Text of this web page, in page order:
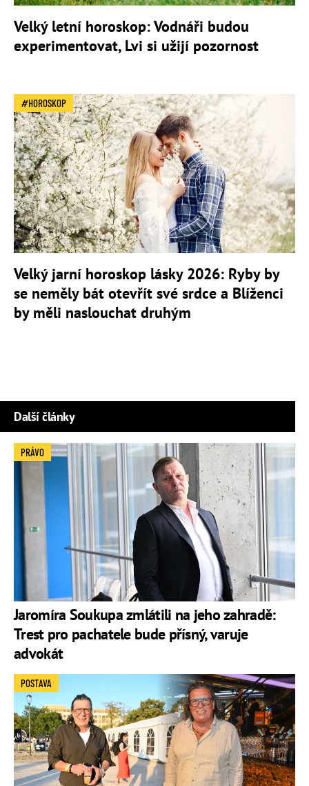
Velký letní horoskop: Vodnáři budou
experimentovat, Lvi si užijí pozornost
HOROSKOP
Velký jarní horoskop lásky 2026: Ryby by
se neměly bát otevřít své srdce a Blíženci
by měli naslouchat druhým
Další články
Jaromíra Soukupa zmlátili na jeho zahradě:
Trest pro pachatele bude přísný, varuje
advokát
PRÁVO
POSTAVA